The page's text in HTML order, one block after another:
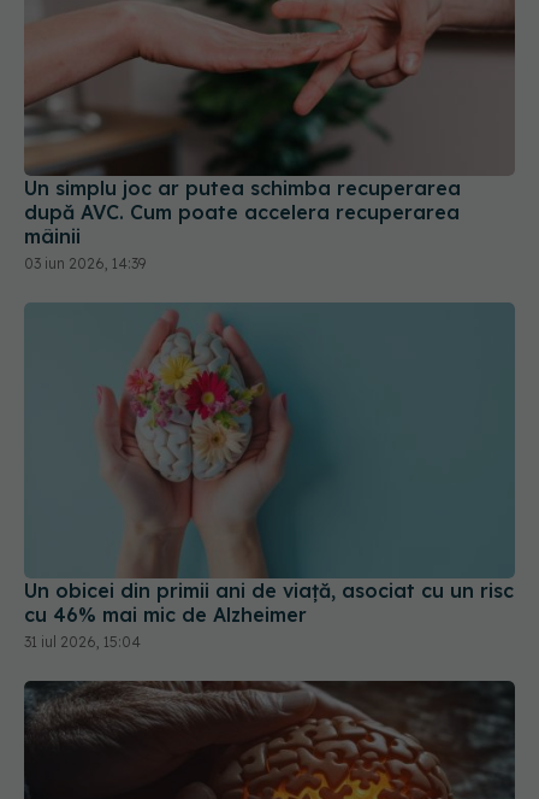
Un simplu joc ar putea schimba recuperarea
după AVC. Cum poate accelera recuperarea
mâinii
03 iun 2026, 14:39
Un obicei din primii ani de viață, asociat cu un risc
cu 46% mai mic de Alzheimer
31 iul 2026, 15:04